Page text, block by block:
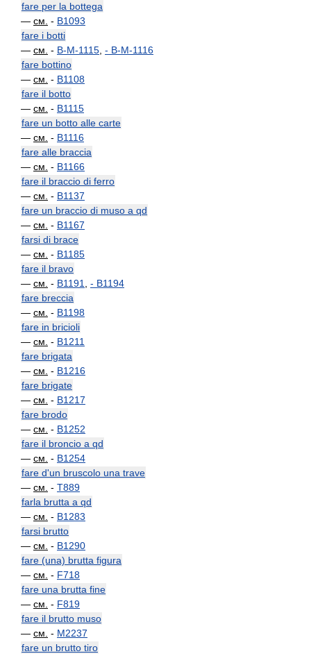
fare per la bottega
— см. - B1093
fare i botti
— см. - B-M-1115 - B-M-1116
fare bottino
— см. - B1108
fare il botto
— см. - B1115
fare un botto alle carte
— см. - B1116
fare alle braccia
— см. - B1166
fare il braccio di ferro
— см. - B1137
fare un braccio di muso a qd
— см. - B1167
farsi di brace
— см. - B1185
fare il bravo
— см. - B1191 - B1194
fare breccia
— см. - B1198
fare in bricioli
— см. - B1211
fare brigata
— см. - B1216
fare brigate
— см. - B1217
fare brodo
— см. - B1252
fare il broncio a qd
— см. - B1254
fare d'un bruscolo una trave
— см. - T889
farla brutta a qd
— см. - B1283
farsi brutto
— см. - B1290
fare (una) brutta figura
— см. - F718
fare una brutta fine
— см. - F819
fare il brutto muso
— см. - M2237
fare un brutto tiro